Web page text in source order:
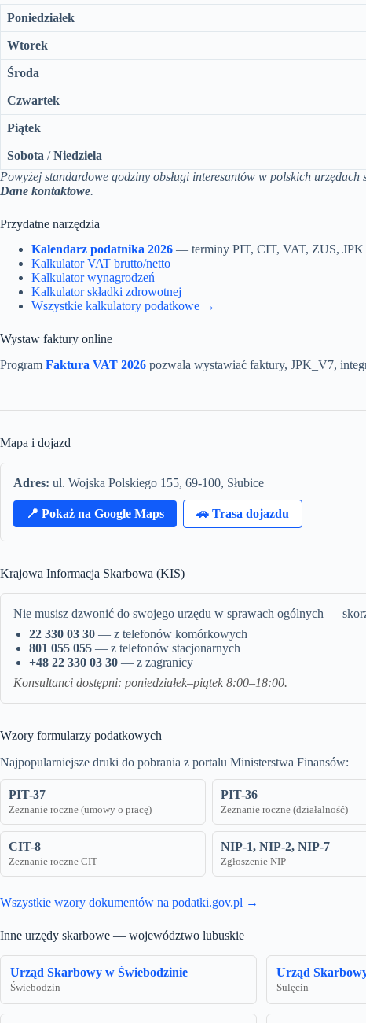
Poniedziałek
Wtorek
Środa
Czwartek
Piątek
Sobota /Niedziela
Powyżej standardowe godziny obsługi interesantów w polskich
Dane kontaktowe.
Przydatne narzędzia
Kalendarz podatnika 2026 — terminy PIT, CIT, VAT, ZUS, JPK
Kalkulator VAT brutto/netto
Kalkulator wynagrodzeń
Kalkulator składki zdrowotnej
Wszystkie kalkulatory podatkowe →
Wystaw faktury online
Program Faktura VAT 2026 pozwala wystawiać faktury, JPK_V7,
Mapa i dojazd
Adres: ul. Wojska Polskiego 155, 69-100, Słubice
📍 Pokaż na Google Maps 🚗 Trasa dojazdu
Krajowa Informacja Skarbowa (KIS)
Nie musisz dzwonić do swojego urzędu w sprawach ogólnych —
22 330 03 30 — z telefonów komórkowych
801 055 055 — z telefonów stacjonarnych
+48 22 330 03 30 — z zagranicy
Konsultanci dostępni: poniedziałek–piątek 8:00–18:00.
Wzory formularzy podatkowych
Najpopularniejsze druki do pobrania z portalu Ministerstwa Finansów:
PIT-37
Zeznanie roczne (umowy o pracę)
PIT-36
Zeznanie roczne (działalność)
CIT-8
Zeznanie roczne CIT
NIP-1, NIP-2, NIP-7
Zgłoszenie NIP
Wszystkie wzory dokumentów na podatki.gov.pl →
Inne urzędy skarbowe — województwo lubuskie
Urząd Skarbowy w Świebodzinie
Świebodzin
Urząd
Sulęcin